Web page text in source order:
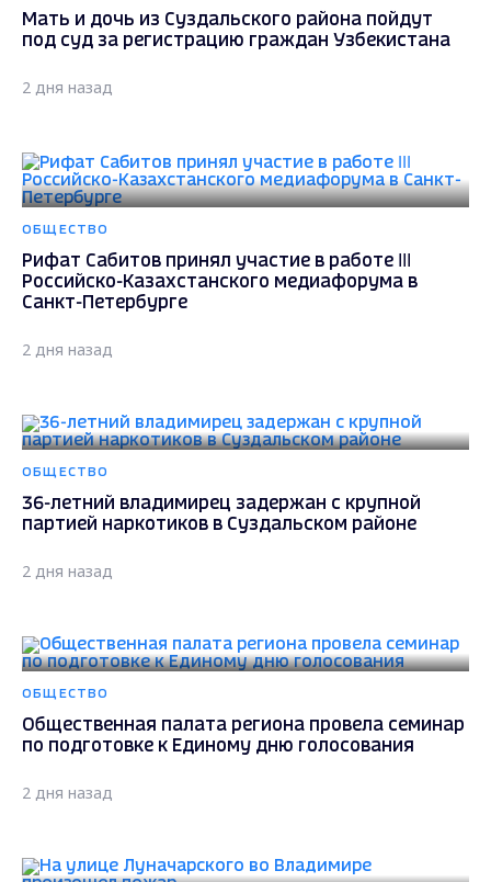
Мать и дочь из Суздальского района пойдут
под суд за регистрацию граждан Узбекистана
2 дня назад
ОБЩЕСТВО
Рифат Сабитов принял участие в работе III
Российско-Казахстанского медиафорума в
Санкт-Петербурге
2 дня назад
ОБЩЕСТВО
36-летний владимирец задержан с крупной
партией наркотиков в Суздальском районе
2 дня назад
ОБЩЕСТВО
Общественная палата региона провела семинар
по подготовке к Единому дню голосования
2 дня назад